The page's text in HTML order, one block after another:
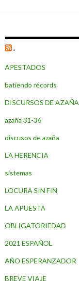
a
entradas
.
APESTADOS
batiendo récords
DISCURSOS DE AZAÑA
azaña 31-36
discusos de azaña
LA HERENCIA
sistemas
LOCURA SIN FIN
LA APUESTA
OBLIGATORIEDAD
2021 ESPAÑOL
AÑO ESPERANZADOR
BREVE VIAJE